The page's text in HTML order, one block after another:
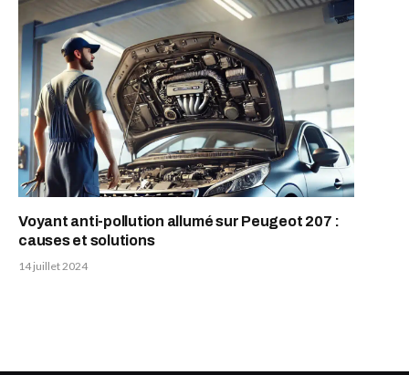
Voyant anti-pollution allumé sur Peugeot 207 :
causes et solutions
14 juillet 2024